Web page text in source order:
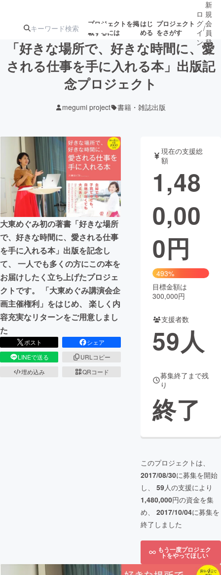
プロジェクトを掲
載するには
はじ
める
プロジェクト
をさがす
注目のリ 注目の新着プロ 募集終了が近いプ
テクノロジー・ガジェット
映像・映画 書籍・雑誌
ビジネス・起業 チャレンジ
まちづくり・地域活性化
CAMPFIRE for Social Good
CAMPFIRE Creation
CAMPFIREふるさと納税
machi-ya コミュニティ
ロ
グ
イ
ン
/
新
規
会
員
登
録
「好きな場所で、好きな時間に、愛
される仕事を手に入れる本」出版記
念プロジェクト
megumi project 書籍・雑誌出版
大東めぐみ初の著書「好きな場所
で、好きな時間に、愛される仕事
を手に入れる本」出版を記念し
て、 一人でも多くの方にこの本を
お届けしたく立ち上げたプロジェ
クトです。 「大東めぐみ講演会企
画主催権利」をはじめ、 楽しく内
容充実なリターンをご用意しまし
た
ポスト
シェア
LINEで送る
URLコピー
埋め込み
QRコード
現在の支援総
額
1,48
0,00
0円
493%
目標金額は
300,000円
支援者数
59人
募集終了まで残
り
終了
このプロジェクトは、
2017/08/30に募集を開始
し、 59人の支援により
1,480,000円の資金を集
め、 2017/10/04に募集を
終了しました
もう一度プロジェク
トをやってほしい